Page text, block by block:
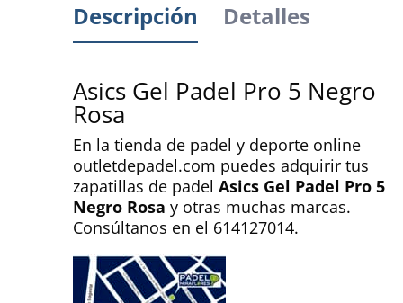
Descripción Detalles
Asics Gel Padel Pro 5 Negro
Rosa
En la tienda de padel y deporte online
outletdepadel.com puedes adquirir tus
zapatillas de padel Asics Gel Padel Pro 5
Negro Rosa y otras muchas marcas.
Consúltanos en el 614127014.